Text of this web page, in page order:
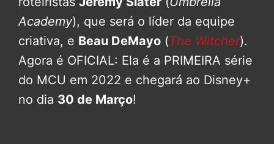
Academy), que será o líder da equipe
criativa, e Beau DeMayo (The Witcher).
Agora é OFICIAL: Ela é a PRIMEIRA série
do MCU em 2022 e chegará ao Disney+
no dia 30 de Março!